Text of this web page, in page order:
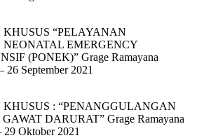
“PELAYANAN
NEONATAL EMERGENCY
(PONEK)” Grage Ramayana
September 2021
: “PENANGGULANGAN
DARURAT” Grage Ramayana
Oktober 2021